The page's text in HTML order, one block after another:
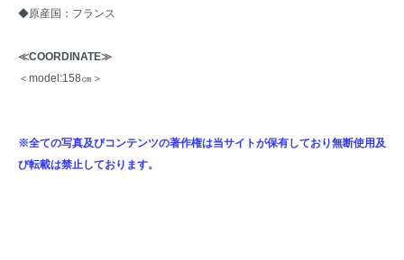
◆原産国：フランス
≪COORDINATE≫
＜model:158㎝＞
※全ての写真及びコンテンツの著作権は当サイトが保有しており無断使用及
び転載は禁止しております。